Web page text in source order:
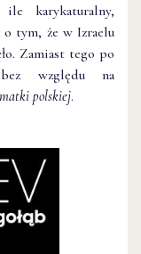
karykaturalny,
o tym, że w Izraelu
Zamiast tego po
bez względu na
matki polskiej.